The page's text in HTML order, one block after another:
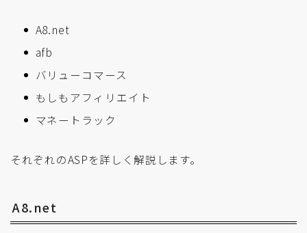
A8.net
afb
バリューコマース
もしもアフィリエイト
マネートラック
それぞれのASPを詳しく解説します。
A8.net